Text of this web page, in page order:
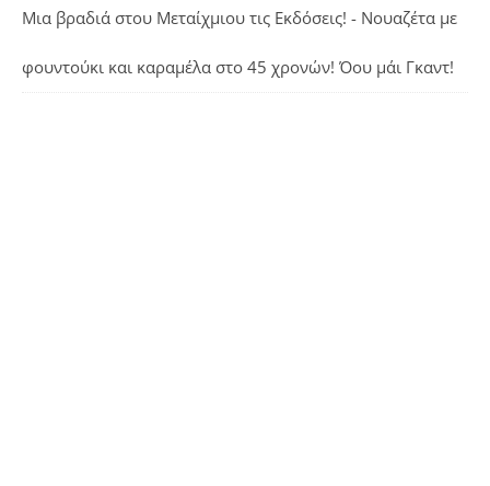
Μια βραδιά στου Μεταίχμιου τις Εκδόσεις! - Νουαζέτα με
φουντούκι και καραμέλα στο 45 χρονών! Όου μάι Γκαντ!